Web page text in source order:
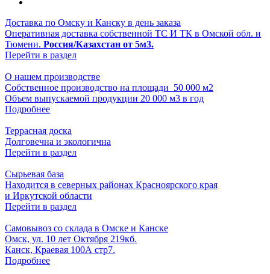
Доставка по Омску и Канску в день заказа
Оперативная доставка собственной ТС И ТК в Омской обл. и
Тюмени. Россия/Казахстан от 5м3.
Перейти в раздел
О нашем производстве
Собственное производство на площади 50 000 м2
Объем выпускаемой продукции 20 000 м3 в год
Подробнее
Террасная доска
Долговечна и экологична
Перейти в раздел
Сырьевая база
Находится в северных районах Красноярского края
и Иркутской области
Перейти в раздел
Самовывоз со склада в Омске и Канске
Омск, ул. 10 лет Октября 219кб.
Канск, Краевая 100А стр7.
Подробнее